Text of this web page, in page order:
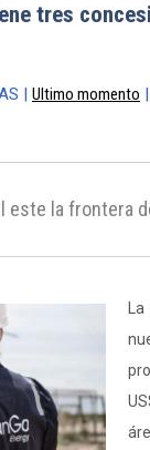
tres
| Ultimo momento
este la frontera